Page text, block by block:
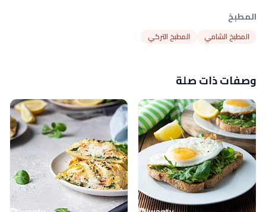
المطبخ
المطبخ الشامي المطبخ التركي
وصفات ذات صلة